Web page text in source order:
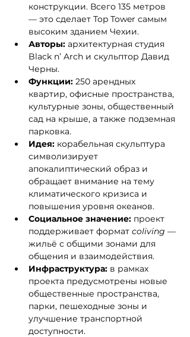
конструкции. Всего 135 метров
— это сделает Top Tower самым
высоким зданием Чехии.
Авторы: архитектурная студия
Black n’ Arch и скульптор Давид
Черны.
Функции: 250 арендных
квартир, офисные пространства,
культурные зоны, общественный
сад на крыше, а также подземная
парковка.
Идея: корабельная скульптура
символизирует
апокалиптический образ и
обращает внимание на тему
климатического кризиса и
повышения уровня океанов.
Социальное значение: проект
поддерживает формат coliving —
жильё с общими зонами для
общения и взаимодействия.
Инфраструктура: в рамках
проекта предусмотрены новые
общественные пространства,
парки, пешеходные зоны и
улучшение транспортной
доступности.